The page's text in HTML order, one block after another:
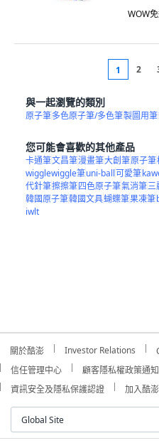
WOW
1 2
與一起瀏覽的類別
原子筆多色原子筆/多色筆製圖用筆
您可能會喜歡的其他產品
卡通筆文昌筆漫畫筆大創筆原子筆
wigglewiggle筆uni-ball可愛筆
代針筆擦擦筆四色原子筆氣消筆三
韓國原子筆韓國文具蝴蝶筆果凍筆
iwlt
關於酷澎 Investor Relations
信任管理中心
顧客隱私權政策通知
資訊安全及隱私保護認證
加入酷
Global Site